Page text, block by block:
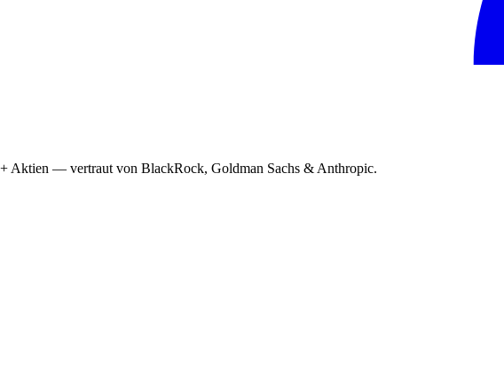
Aktien — vertraut von BlackRock, Goldman Sachs & Anthropic.